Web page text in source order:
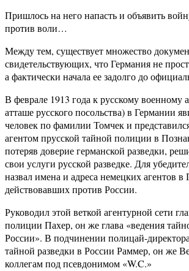
Пришлось на него напасть и объявить
против воли…
Между тем, существует множество
свидетельствующих, что Германия не
а фактически начала ее задолго до
В феврале 1913 года к русскому военному
атташе русского посольства) в Германии
человек по фамилии Томчек и
агентом прусской тайной полиции в
потеряв доверие германской разведки,
свои услуги русской разведке. Для
назвал имена и адреса немецких агентов в
действовавших против России.
Руководил этой веткой агентурной сети
полиции Пахер, он же глава «ведения
России». В подчинении полицай-
тайной разведки в России Раммер, он же
коллегам под псевдонимом «W.C.»